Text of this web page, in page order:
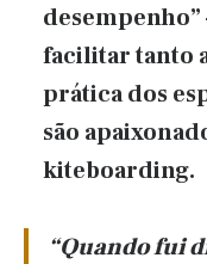
facilitar tanto
prática dos
são
kiteboarding.
“Quando fui